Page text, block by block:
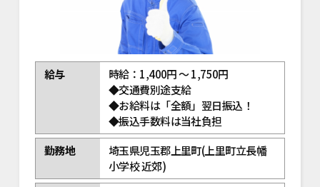
給与
時給：1,400円 ～ 1,750円
◆交通費別途支給
◆お給料は「全額」翌日振込！
◆振込手数料は当社負担
勤務地
埼玉県児玉郡上里町(上里町立長幡
小学校 近郊)